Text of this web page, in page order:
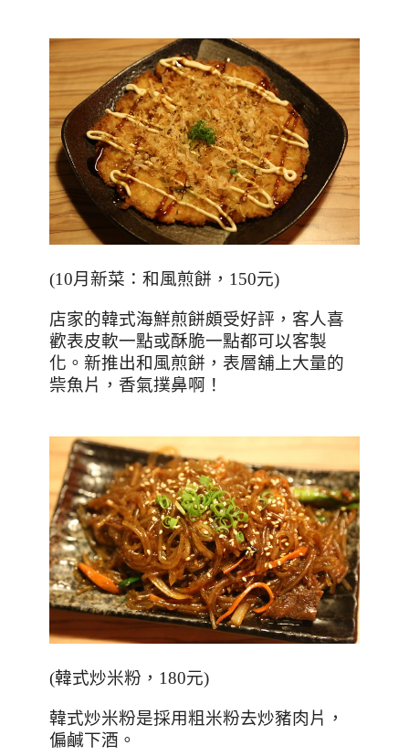
(10月新菜：和風煎餅，150元)
店家的韓式海鮮煎餅頗受好評，客人喜
歡表皮軟一點或酥脆一點都可以客製
化。新推出和風煎餅，表層舖上大量的
祡魚片，香氣撲鼻啊！
(韓式炒米粉，180元)
韓式炒米粉是採用粗米粉去炒豬肉片，
偏鹹下酒。